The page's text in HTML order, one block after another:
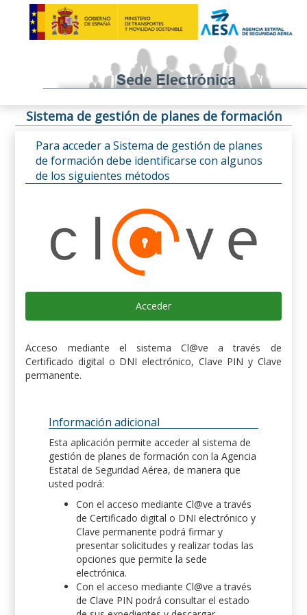
Sistema de gestión de planes de formación
Para acceder a Sistema de gestión de planes
de formación debe identificarse con algunos
de los siguientes métodos
Acceder
Acceso mediante el sistema Cl@ve a través de
Certificado digital o DNI electrónico, Clave PIN y Clave
permanente.
Información adicional
Esta aplicación permite acceder al sistema de
gestión de planes de formación con la Agencia
Estatal de Seguridad Aérea, de manera que
usted podrá:
Con el acceso mediante Cl@ve a través
de Certificado digital o DNI electrónico y
Clave permanente podrá firmar y
presentar solicitudes y realizar todas las
opciones que permite la sede
electrónica.
Con el acceso mediante Cl@ve a través
de Clave PIN podrá consultar el estado